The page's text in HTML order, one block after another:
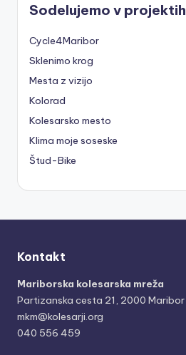
Sodelujemo v projektih
Cycle4Maribor
Sklenimo krog
Mesta z vizijo
Kolorad
Kolesarsko mesto
Klima moje soseske
Štud-Bike
Kontakt
Mariborska kolesarska mreža
Partizanska cesta 21, 2000 Maribor
mkm@kolesarji.org
040 556 459